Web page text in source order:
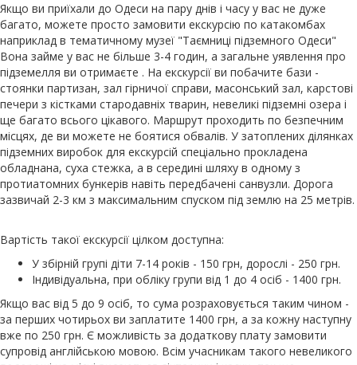
Якщо ви приїхали до Одеси на пару днів і часу у вас не дуже
багато, можете просто замовити екскурсію по катакомбах
наприклад в тематичному музеї "Таємниці підземного Одеси"
Вона займе у вас не більше 3-4 годин, а загальне уявлення про
підземелля ви отримаєте . На екскурсії ви побачите бази -
стоянки партизан, зал гірничої справи, масонський зал, карстові
печери з кістками стародавніх тварин, невеликі підземні озера і
ще багато всього цікавого. Маршрут проходить по безпечним
місцях, де ви можете не боятися обвалів. У затоплених ділянках
підземних виробок для екскурсій спеціально прокладена
обладнана, суха стежка, а в середині шляху в одному з
протиатомних бункерів навіть передбачені санвузли. Дорога
зазвичай 2-3 км з максимальним спуском під землю на 25 метрів.
Вартість такої екскурсії цілком доступна:
У збірній групі діти 7-14 років - 150 грн, дорослі - 250 грн.
Індивідуальна, при обліку групи від 1 до 4 осіб - 1400 грн.
Якщо вас від 5 до 9 осіб, то сума розраховується таким чином -
за перших чотирьох ви заплатите 1400 грн, а за кожну наступну
вже по 250 грн. Є можливість за додаткову плату замовити
супровід англійською мовою. Всім учасникам такого невеликого